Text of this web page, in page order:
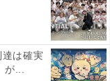
ガネをかけてパ
ぽいメンバー相
完全無欠ではな
達は確実
...